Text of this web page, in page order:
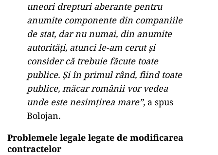
uneori drepturi aberante pentru
anumite componente din companiile
de stat, dar nu numai, din anumite
autorități, atunci le-am cerut și
consider că trebuie făcute toate
publice. Și în primul rând, fiind toate
publice, măcar românii vor vedea
unde este nesimțirea mare”, a spus
Bolojan.
Problemele legale legate de modificarea
contractelor